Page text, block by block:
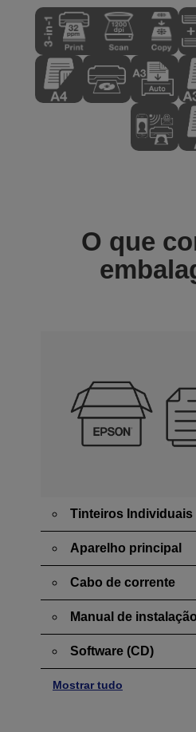
O que
Tinteiros Individuais
Aparelho principal
Cabo de corrente
Manual de instalação
Software (CD)
Mostrar tudo